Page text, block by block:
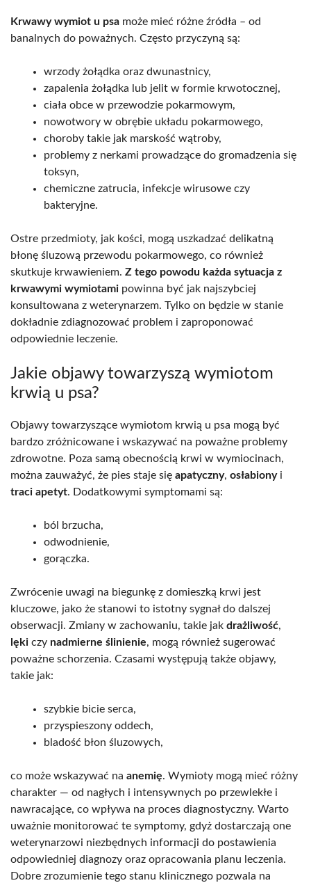
Krwawy wymiot u psa może mieć różne źródła – od
banalnych do poważnych. Często przyczyną są:
wrzody żołądka oraz dwunastnicy,
zapalenia żołądka lub jelit w formie krwotocznej,
ciała obce w przewodzie pokarmowym,
nowotwory w obrębie układu pokarmowego,
choroby takie jak marskość wątroby,
problemy z nerkami prowadzące do gromadzenia się
toksyn,
chemiczne zatrucia, infekcje wirusowe czy
bakteryjne.
Ostre przedmioty, jak kości, mogą uszkadzać delikatną
błonę śluzową przewodu pokarmowego, co również
skutkuje krwawieniem. Z tego powodu każda sytuacja z
krwawymi wymiotami powinna być jak najszybciej
konsultowana z weterynarzem. Tylko on będzie w stanie
dokładnie zdiagnozować problem i zaproponować
odpowiednie leczenie.
Jakie objawy towarzyszą wymiotom
krwią u psa?
Objawy towarzyszące wymiotom krwią u psa mogą być
bardzo zróżnicowane i wskazywać na poważne problemy
zdrowotne. Poza samą obecnością krwi w wymiocinach,
można zauważyć, że pies staje się apatyczny, osłabionyi
traci apetyt. Dodatkowymi symptomami są:
ból brzucha,
odwodnienie,
gorączka.
Zwrócenie uwagi na biegunkę z domieszką krwi jest
kluczowe, jako że stanowi to istotny sygnał do dalszej
obserwacji. Zmiany w zachowaniu, takie jak drażliwość,
lęki czy nadmierne ślinienie, mogą również sugerować
poważne schorzenia. Czasami występują także objawy,
takie jak:
szybkie bicie serca,
przyspieszony oddech,
bladość błon śluzowych,
co może wskazywać na anemię. Wymioty mogą mieć różny
charakter — od nagłych i intensywnych po przewlekłe i
nawracające, co wpływa na proces diagnostyczny. Warto
uważnie monitorować te symptomy, gdyż dostarczają one
weterynarzowi niezbędnych informacji do postawienia
odpowiedniej diagnozy oraz opracowania planu leczenia.
Dobre zrozumienie tego stanu klinicznego pozwala na